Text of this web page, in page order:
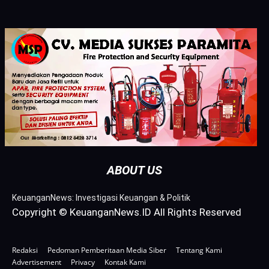
ABOUT US
KeuanganNews: Investigasi Keuangan & Politik
Copyright © KeuanganNews.ID All Rights Reserved
Redaksi Pedoman Pemberitaan Media Siber
Tentang Kami
Advertisement
Privacy Kontak Kami